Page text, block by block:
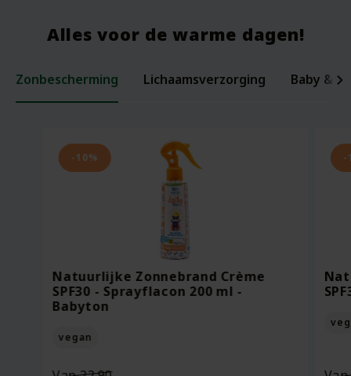
Bekijken
Oorspronkelijke
is:
€13.27.
Bekijken
Alles voor de warme dagen!
Zonbescherming Lichaamsverzorging Baby &
-10%
Natuurlijke Zonnebrand Crème
SPF30 - Sprayflacon 200 ml -
Babyton
vegan
-